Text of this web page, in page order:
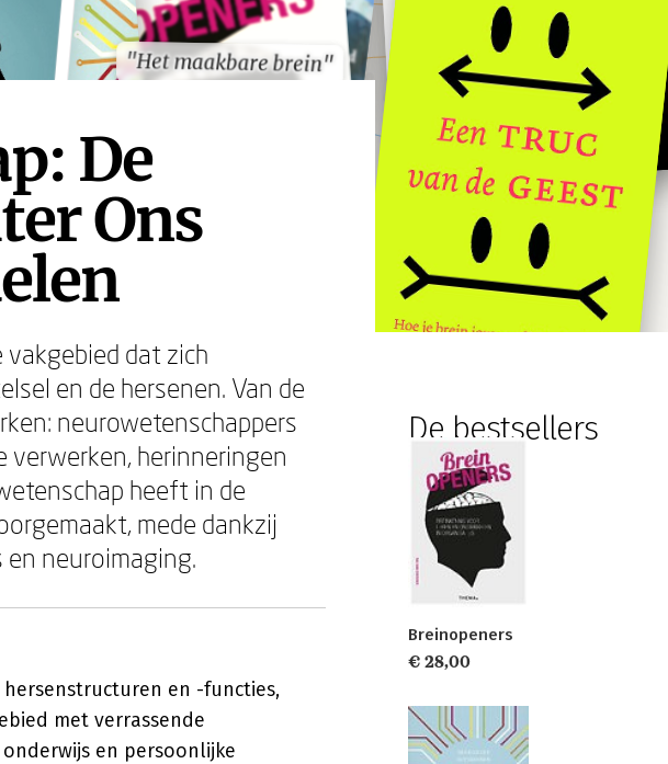
"Het maakbare brein"
"Het maakbare brein"
De
Ons
dat zich
en de hersenen. Van de
neurowetenschappers
herinneringen
heeft in de
mede dankzij
neuroimaging.
en -functies,
met verrassende
en persoonlijke
De bestsellers
Breinopeners
€ 28,00